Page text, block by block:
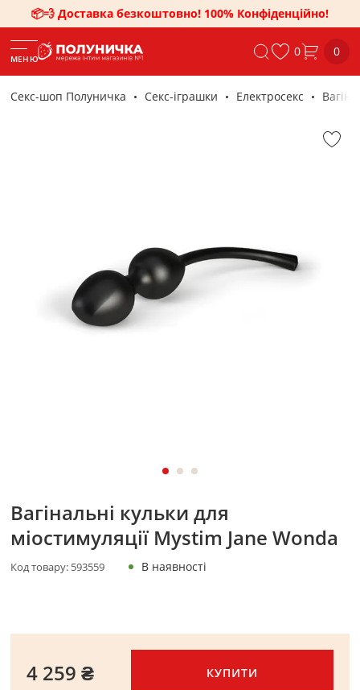
📦💨 Доставка безкоштовно! 100% Конфіденційно!
МЕНЮ 0 0
Секс-шоп Полуничка Секс-iграшки Електросекс
Вагінальні кульки для
міостимуляції Mystim Jane Wonda
Код товару: 593559 В наявності
4 259 ₴ КУПИТИ